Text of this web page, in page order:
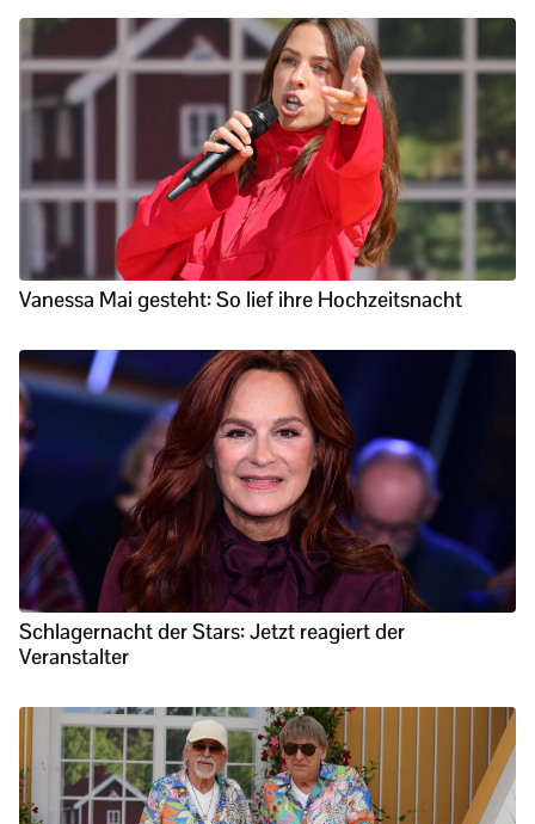
Vanessa Mai gesteht: So lief ihre Hochzeitsnacht
Schlagernacht der Stars: Jetzt reagiert der
Veranstalter